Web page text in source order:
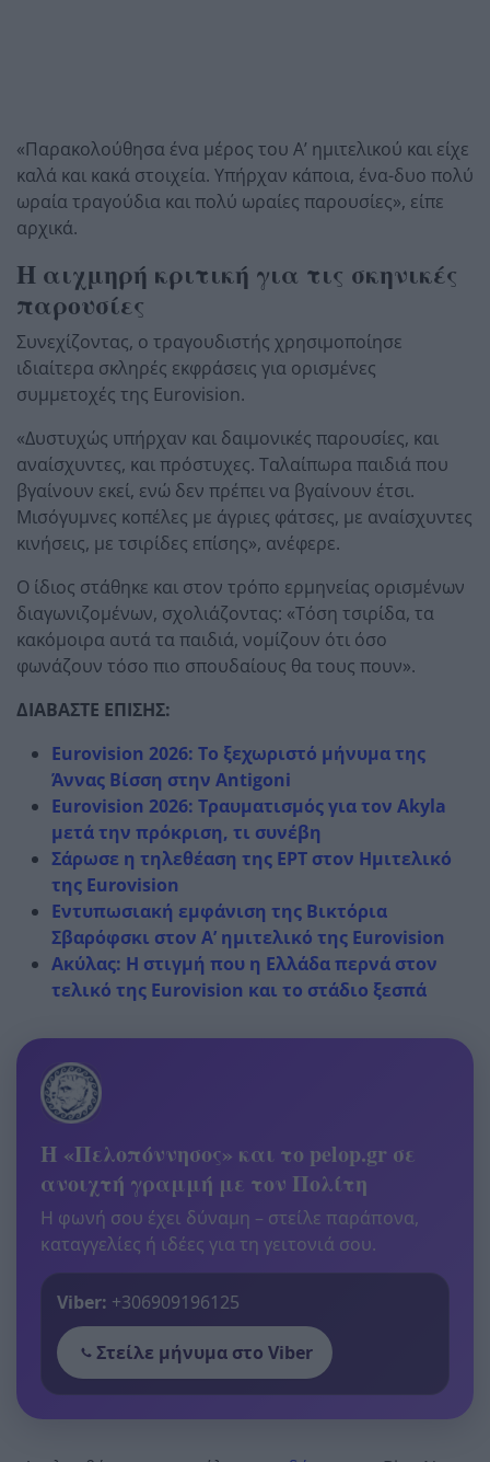
«Παρακολούθησα ένα μέρος του Α’ ημιτελικού και είχε
καλά και κακά στοιχεία. Υπήρχαν κάποια, ένα-δυο πολύ
ωραία τραγούδια και πολύ ωραίες παρουσίες», είπε
αρχικά.
Η αιχμηρή κριτική για τις σκηνικές
παρουσίες
Συνεχίζοντας, ο τραγουδιστής χρησιμοποίησε
ιδιαίτερα σκληρές εκφράσεις για ορισμένες
συμμετοχές της Eurovision.
«Δυστυχώς υπήρχαν και δαιμονικές παρουσίες, και
αναίσχυντες, και πρόστυχες. Ταλαίπωρα παιδιά που
βγαίνουν εκεί, ενώ δεν πρέπει να βγαίνουν έτσι.
Μισόγυμνες κοπέλες με άγριες φάτσες, με αναίσχυντες
κινήσεις, με τσιρίδες επίσης», ανέφερε.
Ο ίδιος στάθηκε και στον τρόπο ερμηνείας ορισμένων
διαγωνιζομένων, σχολιάζοντας: «Τόση τσιρίδα, τα
κακόμοιρα αυτά τα παιδιά, νομίζουν ότι όσο
φωνάζουν τόσο πιο σπουδαίους θα τους πουν».
ΔΙΑΒΑΣΤΕ ΕΠΙΣΗΣ:
Eurovision 2026: Το ξεχωριστό μήνυμα της
Άννας Βίσση στην Antigoni
Eurovision 2026: Τραυματισμός για τον Akyla
μετά την πρόκριση, τι συνέβη
Σάρωσε η τηλεθέαση της ΕΡΤ στον Ημιτελικό
της Eurovision
Εντυπωσιακή εμφάνιση της Βικτόρια
Σβαρόφσκι στον Α’ ημιτελικό της Eurovision
Ακύλας: Η στιγμή που η Ελλάδα περνά στον
τελικό της Eurovision και το στάδιο ξεσπά
Η «Πελοπόννησος» και το pelop.gr σε
ανοιχτή γραμμή με τον Πολίτη
Η φωνή σου έχει δύναμη – στείλε παράπονα,
καταγγελίες ή ιδέες για τη γειτονιά σου.
Viber: +306909196125
Στείλε μήνυμα στο Viber